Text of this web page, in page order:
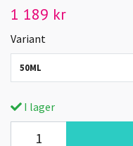
1 189 kr
Variant
50ML
I lager